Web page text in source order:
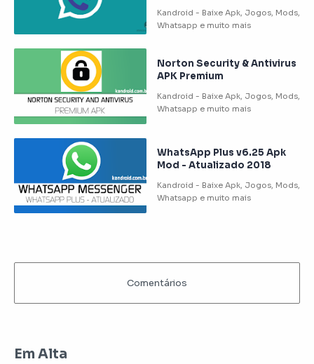
Norton Security & Antivirus
APK Premium
WhatsApp Plus v6.25 Apk
Mod - Atualizado 2018
Em Alta